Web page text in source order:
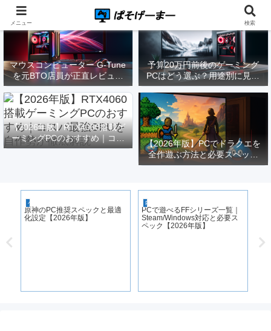
マウスコンピューター G-Tune
を元BTO店員が正直レビュー
｜実際どうなの？
予算20万円前後のゲーミング
PCはどう選ぶ？用途別に見る
構成と注意点【2026年版】
【2026年版】RTX4060搭載ゲ
ーミングPCのおすすめ｜コス
パ最強GPUを自作勢が徹底解
【2026年版】PCでドラクエを
全作遊ぶ方法と必要スペック
｜FF14勢がまとめてみた
ゲーミングPC
原神のPC推奨スペックと最適
化設定【2026年版】
PCゲーム
PCで遊べるFFシリーズ一覧｜
Steam/Windows対応と必要ス
ペック【2026年版】
メニュー 検索